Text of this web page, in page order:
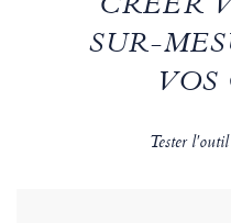
SUR-
Tester